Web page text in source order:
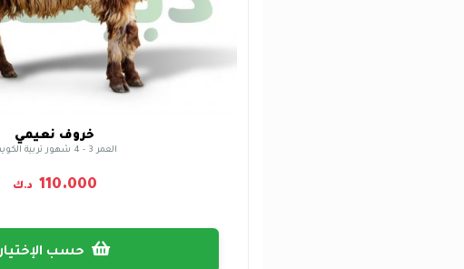
خروف نعيمي
العمر 3 - 4 شهور تربية الكويت
110.000 د.ك